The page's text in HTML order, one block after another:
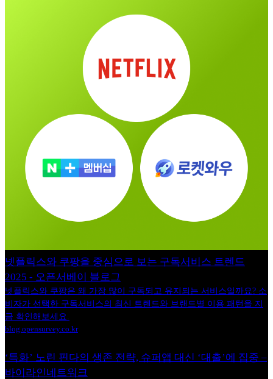
넷플릭스와 쿠팡을 중심으로 보는 구독서비스 트렌드
2025 - 오픈서베이 블로그
넷플릭스와 쿠팡은 왜 가장 많이 구독되고 유지되는 서비스일까요? 소
비자가 선택한 구독서비스의 최신 트렌드와 브랜드별 이용 패턴을 지
금 확인해보세요.
blog.opensurvey.co.kr
‘특화’ 노린 핀다의 생존 전략, 슈퍼앱 대신 ‘대출’에 집중 –
바이라인네트워크